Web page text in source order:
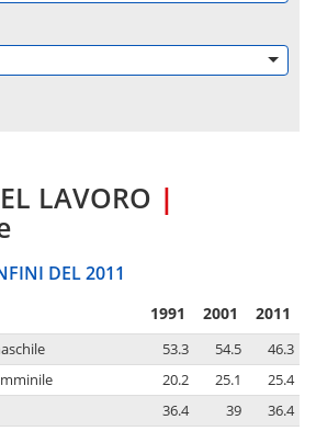
LAVORO |
DEL 2011
1991 2001 2011
53.3 54.5
46.3
20.2 25.1
25.4
36.4 39
36.4